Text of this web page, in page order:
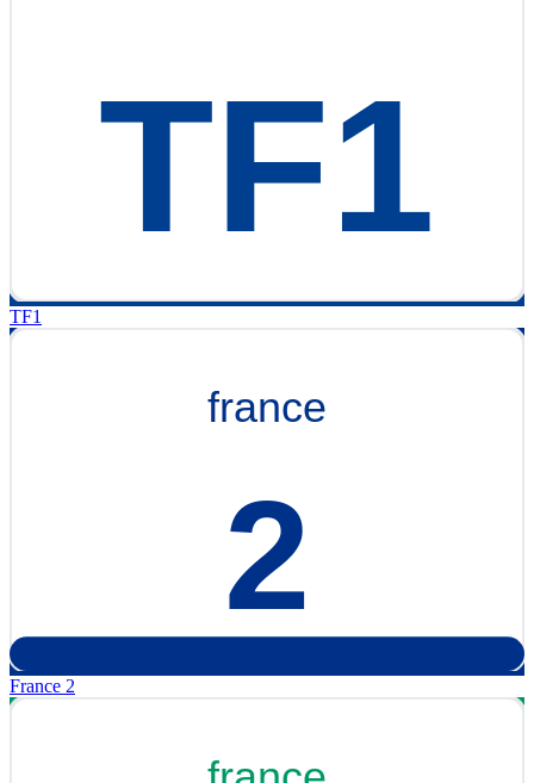
TF1
France 2